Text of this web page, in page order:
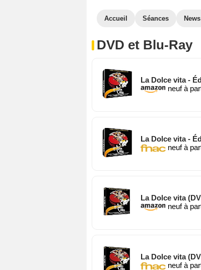
Accueil Séances News
DVD et Blu-Ray
La Dolce vita -
neuf à
La Dolce vita -
neuf à
La Dolce vita
neuf à
La Dolce vita
neuf à